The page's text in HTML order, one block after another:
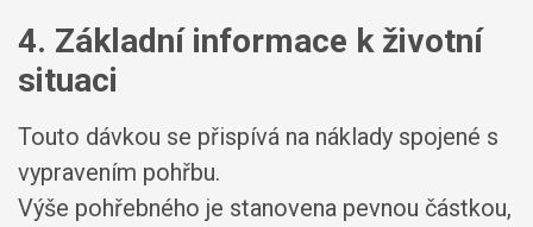
4. Základní informace k životní
situaci
Touto dávkou se přispívá na náklady spojené s
vypravením pohřbu.
Výše pohřebného je stanovena pevnou částkou,